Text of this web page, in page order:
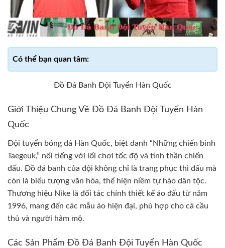
Đồ Đá Banh Đội Tuyển Hàn Quốc
Giới Thiệu Chung Về Đồ Đá Banh Đội Tuyển Hàn
Quốc
Đội tuyển bóng đá Hàn Quốc, biệt danh “Những chiến binh
Taegeuk,” nổi tiếng với lối chơi tốc độ và tinh thần chiến
đấu. Đồ đá banh của đội không chỉ là trang phục thi đấu mà
còn là biểu tượng văn hóa, thể hiện niềm tự hào dân tộc.
Thương hiệu Nike là đối tác chính thiết kế áo đấu từ năm
1996, mang đến các mẫu áo hiện đại, phù hợp cho cả cầu
thủ và người hâm mộ.
Các Sản Phẩm Đồ Đá Banh Đội Tuyển Hàn Quốc